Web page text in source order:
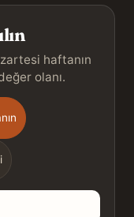
haftanın
olanı.